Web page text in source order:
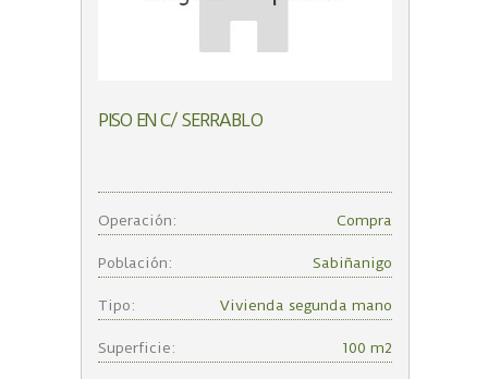
PISO EN C/ SERRABLO
Operación: Compra
Población: Sabiñanigo
Tipo: Vivienda segunda mano
Superficie: 100 m2